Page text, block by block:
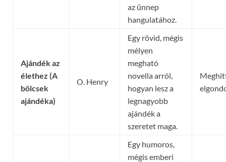
az ünnep
hangulatához.
Ajándék az
élethez (A
bölcsek
ajándéka)
O. Henry
Egy rövid, mégis
mélyen
megható
novella arról,
hogyan lesz a
legnagyobb
ajándék a
szeretet maga.
Egy humoros,
mégis emberi